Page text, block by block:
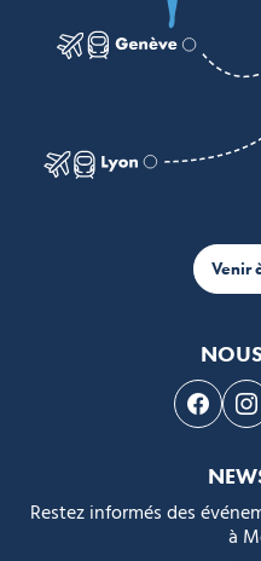
Venir
Restez informés des
à